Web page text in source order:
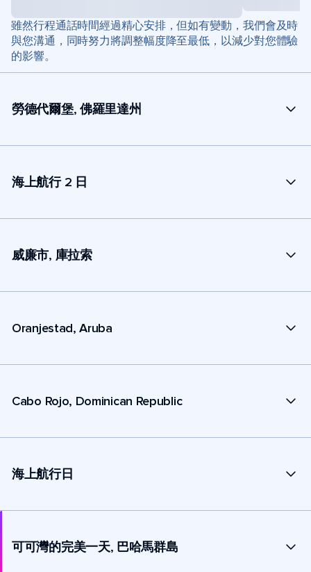
雖然行程通話時間經過精心安排，但如有變動，我們會及時
與您溝通，同時努力將調整幅度降至最低，以減少對您體驗
的影響。
勞德代爾堡, 佛羅里達州
海上航行 2 日
威廉市, 庫拉索
Oranjestad, Aruba
Cabo Rojo, Dominican Republic
海上航行日
可可灣的完美一天, 巴哈馬群島